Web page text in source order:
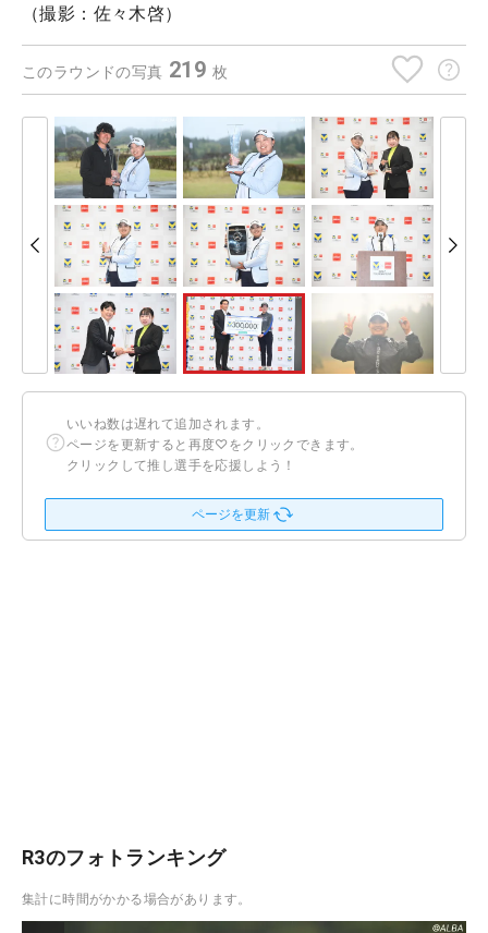
（撮影：佐々木啓）
このラウンドの写真 219 枚
いいね数は遅れて追加されます。
ページを更新すると再度♡をクリックできます。
クリックして推し選手を応援しよう！
ページを更新
R3のフォトランキング
集計に時間がかかる場合があります。